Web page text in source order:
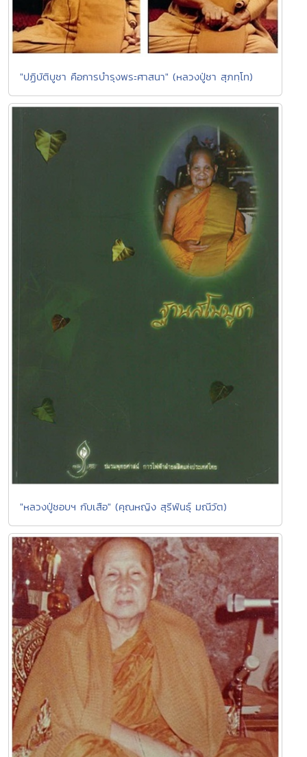
"ปฏิบัติบูชา คือการบำรุงพระศาสนา" (หลวงปู่ชา สุภทฺโท)
"หลวงปู่ชอบฯ กับเสือ" (คุณหญิง สุรีพันธุ์ มณีวัต)